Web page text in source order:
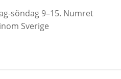
söndag 9–15. Numret
Sverige